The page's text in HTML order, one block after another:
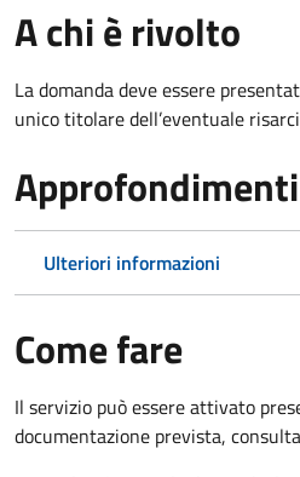
A chi è rivolto
La domanda deve essere
unico titolare dell’eventuale
Approfondimenti
Ulteriori informazioni
Come fare
Il servizio può essere attivato
documentazione prevista,